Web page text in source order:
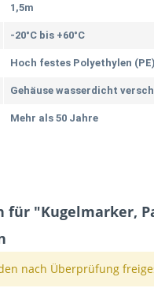
1,5m
-20°C bis +60°C
Hoch festes Polyethylen (PE)
Gehäuse wasserdicht
Mehr als 50 Jahre
für "Kugelmarker,
nach Überprüfung